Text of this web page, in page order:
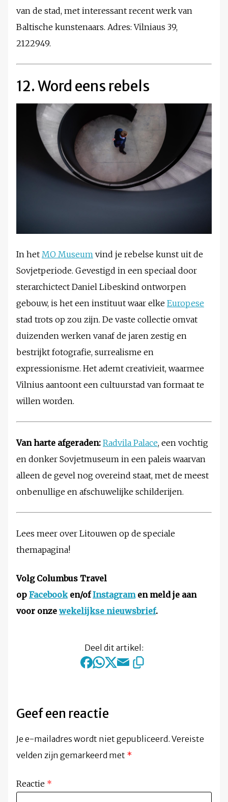
van de stad, met interessant recent werk van
Baltische kunstenaars. Adres: Vilniaus 39,
2122949.
12. Word eens rebels
In het MO Museum vind je rebelse kunst uit de
Sovjetperiode. Gevestigd in een speciaal door
sterarchictect Daniel Libeskind ontworpen
gebouw, is het een instituut waar elke Europese
stad trots op zou zijn. De vaste collectie omvat
duizenden werken vanaf de jaren zestig en
bestrijkt fotografie, surrealisme en
expressionisme. Het ademt creativieit, waarmee
Vilnius aantoont een cultuurstad van formaat te
willen worden.
Van harte afgeraden: Radvila Palace, een vochtig
en donker Sovjetmuseum in een paleis waarvan
alleen de gevel nog overeind staat, met de meest
onbenullige en afschuwelijke schilderijen.
Lees meer over Litouwen op de speciale
themapagina!
Volg Columbus Travel
op Facebooken/ofInstagramen meld je aan
voor onze wekelijkse nieuwsbrief.
Deel dit artikel:
Geef een reactie
Je e-mailadres wordt niet gepubliceerd. Vereiste
velden zijn gemarkeerd met *
Reactie *